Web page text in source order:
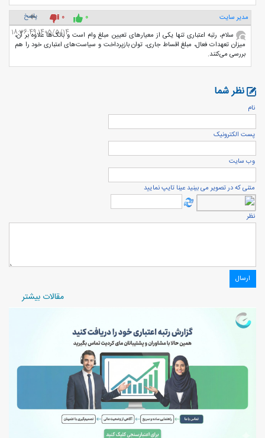
مدیر سایت پاسخ 0
0
1405/5/14 18:36:49
سلام، رتبه اعتباری تنها یکی از معیارهای تعیین مبلغ وام است و بانک‌ها علاوه بر آن،
میزان تعهدات فعال، مبلغ اقساط جاری، توان بازپرداخت و سیاست‌های اعتباری خود را هم
بررسی می‌کنند.
نظر شما
نام
پست الكترونيک
وب سایت
متنی که در تصویر می بینید عینا تایپ نمایید
نظر
مقالات بیشتر